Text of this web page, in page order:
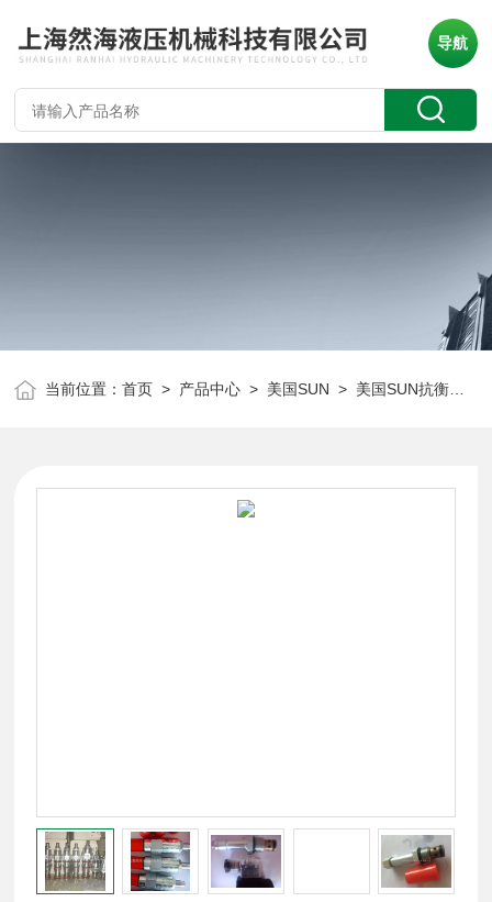
导航
当前位置：首页 > 产品中心 > 美国SUN > 美国SUN抗衡阀